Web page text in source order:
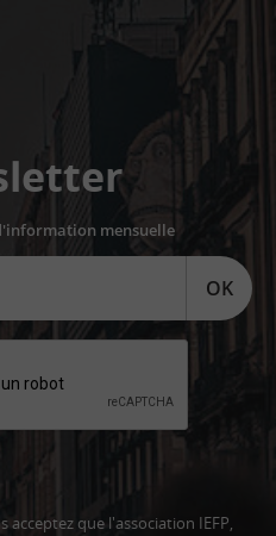
mensuelle
OK
que l'association IEFP,